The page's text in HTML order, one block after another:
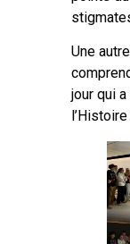
Une
jour qui